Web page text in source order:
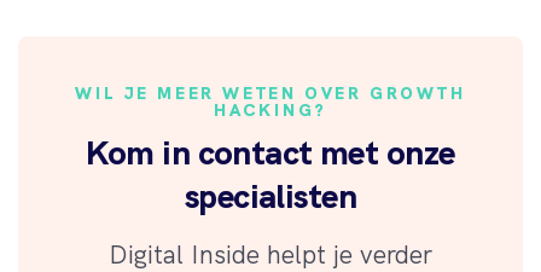
WIL JE MEER WETEN OVER GROWTH
HACKING?
Kom in contact met onze
specialisten
Digital Inside helpt je verder